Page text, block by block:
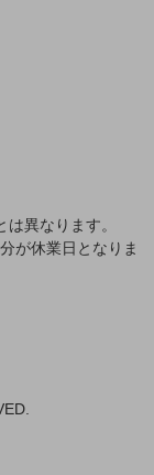
異なります。
が休業日となりま